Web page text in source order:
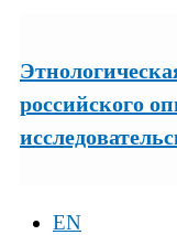
российского
EN